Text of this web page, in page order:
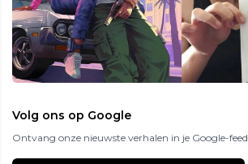
Volg ons op Google
Ontvang onze nieuwste verhalen in je Google-feed